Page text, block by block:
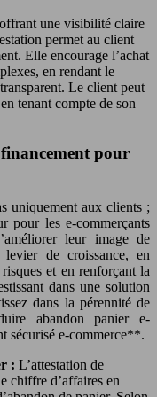
une visibilité claire
permet au client
Elle encourage l’achat
en rendant le
Le client peut
tenant compte de son
pour
uniquement aux clients ;
pour les e-commerçants
leur image de
de croissance, en
et en renforçant la
dans une solution
dans la pérennité de
abandon panier e-
sécurisé e-commerce**.
: L’attestation de
chiffre d’affaires en